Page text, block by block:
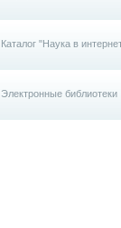
Каталог "Наука в
Электронные библиотеки